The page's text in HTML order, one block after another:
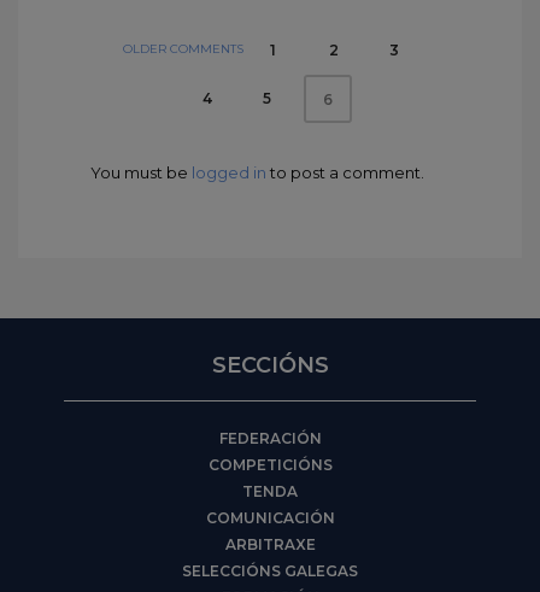
OLDER COMMENTS 1 2 3
4 5 6
You must be logged in to post a comment.
SECCIÓNS
FEDERACIÓN
COMPETICIÓNS
TENDA
COMUNICACIÓN
ARBITRAXE
SELECCIÓNS GALEGAS